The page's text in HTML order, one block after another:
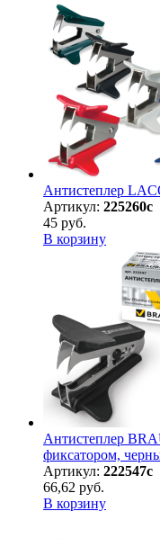
Антистеплер
Артикул: 225260с
45 руб.
В корзину
Антистеплер
фиксатором,
Артикул: 222547с
66,62 руб.
В корзину